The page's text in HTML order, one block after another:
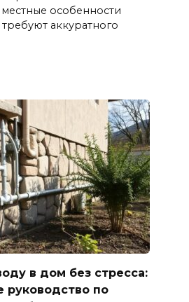
особенности
аккуратного
в дом без стресса:
руководство по